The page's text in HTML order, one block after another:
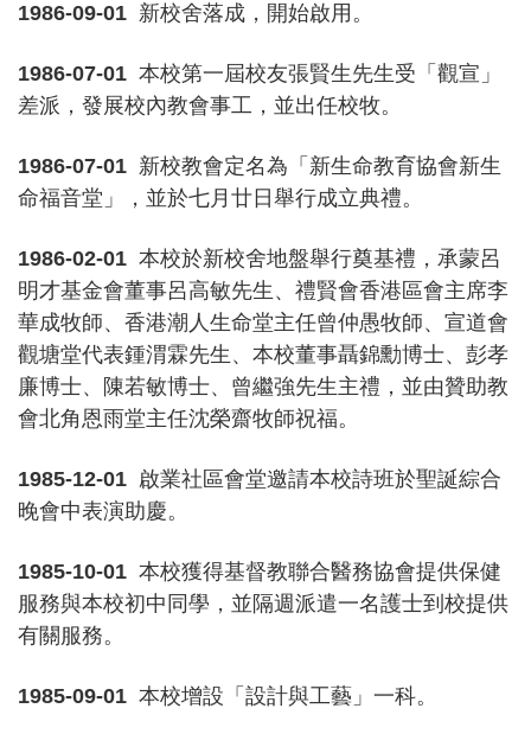
1986-09-01 新校舍落成，開始啟用。
1986-07-01 本校第一屆校友張賢生先生受「觀宣」
差派，發展校內教會事工，並出任校牧。
1986-07-01 新校教會定名為「新生命教育協會新生
命福音堂」，並於七月廿日舉行成立典禮。
1986-02-01 本校於新校舍地盤舉行奠基禮，承蒙呂
明才基金會董事呂高敏先生、禮賢會香港區會主席李
華成牧師、香港潮人生命堂主任曾仲愚牧師、宣道會
觀塘堂代表鍾渭霖先生、本校董事聶錦勳博士、彭孝
廉博士、陳若敏博士、曾繼強先生主禮，並由贊助教
會北角恩雨堂主任沈榮齋牧師祝福。
1985-12-01 啟業社區會堂邀請本校詩班於聖誕綜合
晚會中表演助慶。
1985-10-01 本校獲得基督教聯合醫務協會提供保健
服務與本校初中同學，並隔週派遣一名護士到校提供
有關服務。
1985-09-01 本校增設「設計與工藝」一科。